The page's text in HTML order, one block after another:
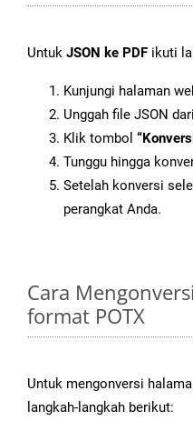
Untuk JSON ke PDF ikuti
Kunjungi halaman
Unggah file JSON
Klik tombol
Tunggu hingga
Setelah konversi
perangkat Anda.
Cara
format POTX
Untuk mengonversi
langkah-langkah berikut: